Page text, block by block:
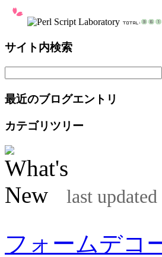
サイト内検索
最近のブログエントリ
カテゴリツリー
last updated
フォームデコ